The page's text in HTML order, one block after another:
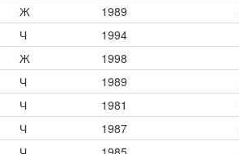
Ж 1989
Ч 1994
Ж 1998
Ч 1989
Ч 1981
Ч 1987